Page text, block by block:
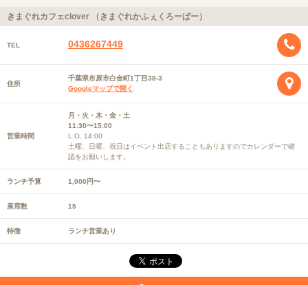
きまぐれカフェclover （きまぐれかふぇくろーばー）
TEL 0436267449
住所
千葉県市原市白金町1丁目38-3
Googleマップで開く
営業時間
月・火・木・金・土
11:30〜15:00
L.O. 14:00
土曜、日曜、祝日はイベント出店することもありますのでカレンダーで確
認をお願いします。
ランチ予算 1,000円〜
座席数 15
特徴 ランチ営業あり